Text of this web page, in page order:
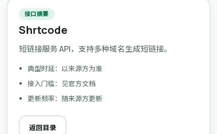
接口摘要
Shrtcode
短链接服务 API，支持多种域名生成短链接。
典型时延：以来源方为准
接入门槛：见官方文档
更新频率：随来源方更新
返回目录